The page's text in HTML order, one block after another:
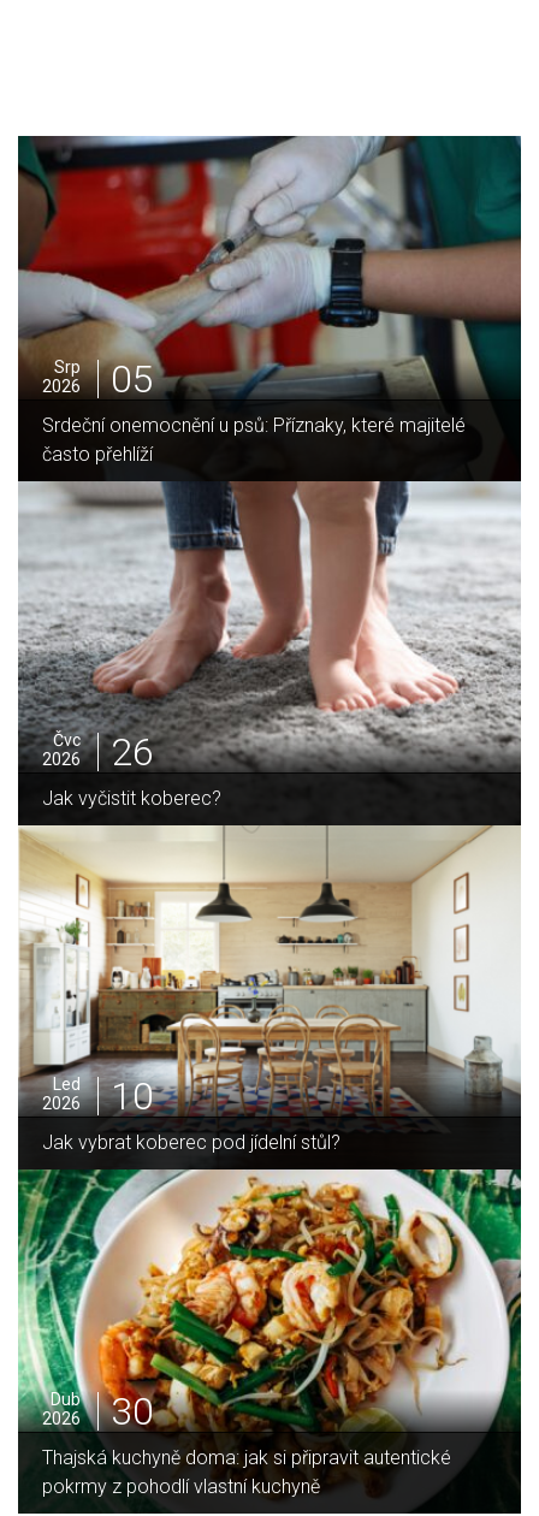
Srp
2026
05
Srdeční onemocnění u psů: Příznaky, které majitelé
často přehlíží
Čvc
2026
26
Jak vyčistit koberec?
Led
2026
10
Jak vybrat koberec pod jídelní stůl?
Dub
2026
30
Thajská kuchyně doma: jak si připravit autentické
pokrmy z pohodlí vlastní kuchyně